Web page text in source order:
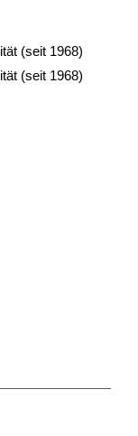
(seit 1968)
(seit 1968)